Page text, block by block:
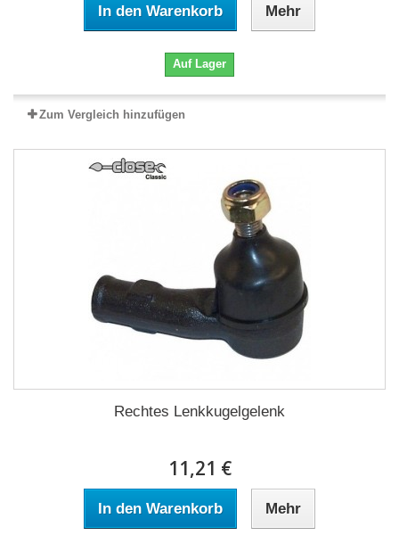
In den Warenkorb Mehr
Auf Lager
Zum Vergleich hinzufügen
Rechtes Lenkkugelgelenk
11,21 €
In den Warenkorb Mehr